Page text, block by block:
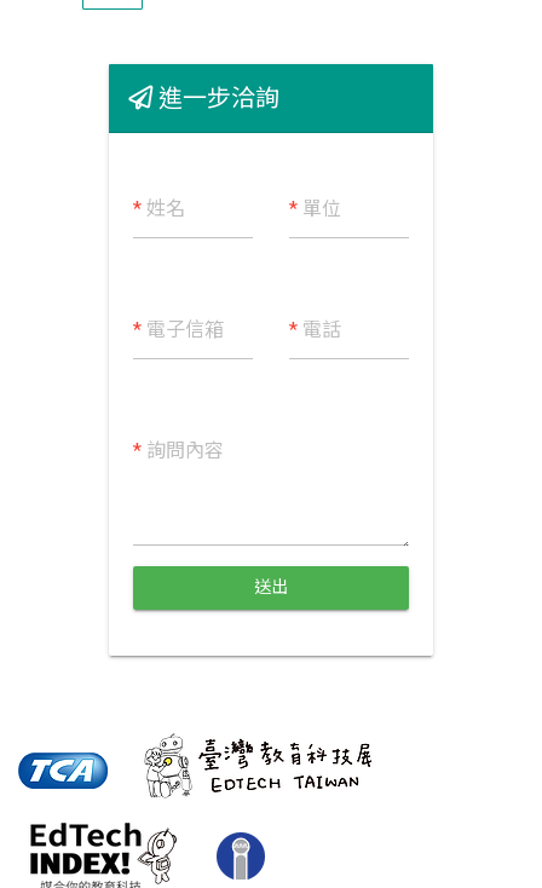
進一步洽詢
*姓名 * 單位
*電子信箱 * 電話
*詢問內容
送出